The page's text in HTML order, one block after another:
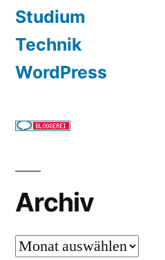
Studium
Technik
WordPress
Archiv
Archiv